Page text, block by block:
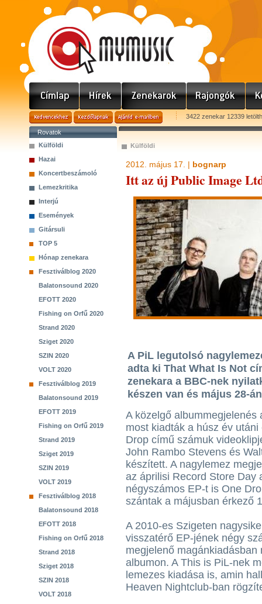
3422 zenekar 12339
Rovatok
Külföldi
Hazai
Koncertbeszámoló
Lemezkritika
Interjú
Események
Gitársuli
TOP 5
Hónap zenekara
Fesztiválblog 2020
Balatonsound 2020
EFOTT 2020
Fishing on Orfű 2020
Strand 2020
Sziget 2020
SZIN 2020
VOLT 2020
Fesztiválblog 2019
Balatonsound 2019
EFOTT 2019
Fishing on Orfű 2019
Strand 2019
Sziget 2019
SZIN 2019
VOLT 2019
Fesztiválblog 2018
Balatonsound 2018
EFOTT 2018
Fishing on Orfű 2018
Strand 2018
Sziget 2018
SZIN 2018
VOLT 2018
Külföldi
2012. május 17. | bognarp
Itt az új Public Image
A PiL legutolsó
adta ki That What Is Not
zenekara a BBC-nek
készen van és május 28-
A közelgő albummegjelenés
most kiadták a húsz év utáni
Drop című számuk
John Rambo Stevens és
készített. A nagylemez
az áprilisi Record Store Day
négyszámos EP-t is One
szántak a májusban érkező
A 2010-es Szigeten
visszatérő EP-jének négy
megjelenő
albumon. A This is PiL-nek
lemezes kiadása is, amin
Heaven Nightclub-ban